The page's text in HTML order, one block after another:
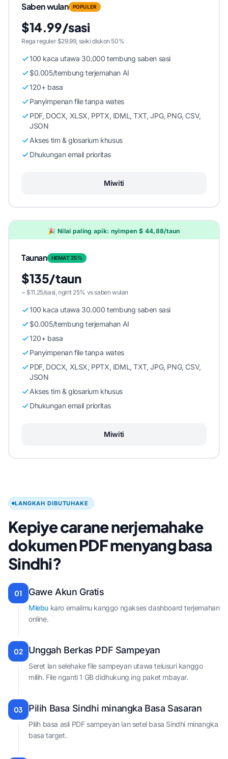
Saben wulan POPULER
$14.99/sasi
Rega reguler $29.99, saiki diskon 50%
100 kaca utawa 30.000 tembung saben sasi
$0.005/tembung terjemahan AI
120+ basa
Panyimpenan file tanpa wates
PDF, DOCX, XLSX, PPTX, IDML, TXT, JPG, PNG, CSV,
JSON
Akses tim & glosarium khusus
Dhukungan email prioritas
Miwiti
🎉 Nilai paling apik: nyimpen $ 44,88/taun
Taunan HEMAT 25%
$135/taun
~ $11.25/sasi, ngirit 25% vs saben wulan
100 kaca utawa 30.000 tembung saben sasi
$0.005/tembung terjemahan AI
120+ basa
Panyimpenan file tanpa wates
PDF, DOCX, XLSX, PPTX, IDML, TXT, JPG, PNG, CSV,
JSON
Akses tim & glosarium khusus
Dhukungan email prioritas
Miwiti
LANGKAH DIBUTUHAKE
Kepiye carane nerjemahake
dokumen PDF menyang basa
Sindhi?
01 Gawe Akun Gratis
Mlebu karo emailmu kanggo ngakses dashboard terjemahan
online.
02 Unggah Berkas PDF Sampeyan
Seret lan selehake file sampeyan utawa telusuri kanggo
milih. File nganti 1 GB didhukung ing paket mbayar.
03 Pilih Basa Sindhi minangka Basa Sasaran
Pilih basa asli PDF sampeyan lan setel basa Sindhi minangka
basa target.